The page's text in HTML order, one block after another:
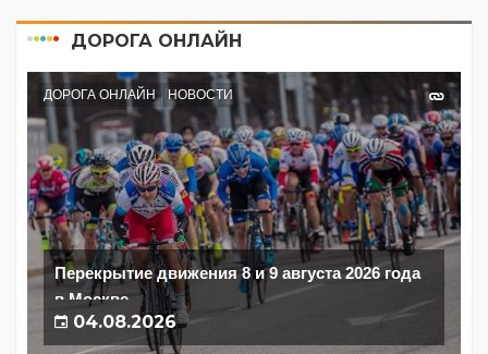
ДОРОГА ОНЛАЙН
ДОРОГА ОНЛАЙН НОВОСТИ
Перекрытие движения 8 и 9 августа 2026 года
в Москве
04.08.2026